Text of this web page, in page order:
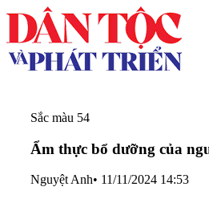
Sắc màu 54
Ẩm thực bổ dưỡng của
Nguyệt Anh• 11/11/2024 14:53